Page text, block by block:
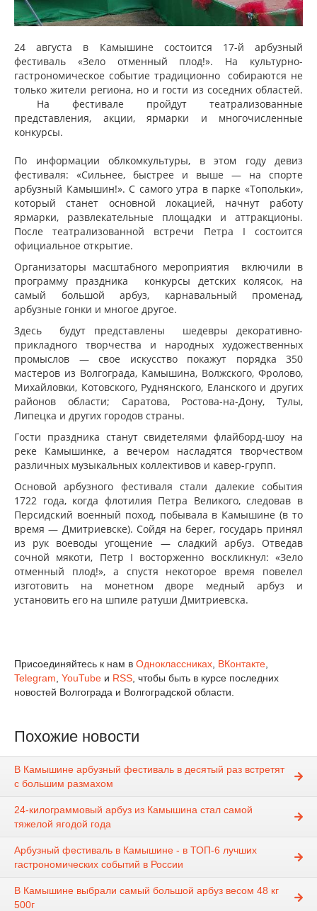
24 августа в Камышине состоится 17-й арбузный
фестиваль «Зело отменный плод!». На культурно-
гастрономическое событие традиционно собираются не
только жители региона, но и гости из соседних областей.
На фестивале пройдут театрализованные
представления, акции, ярмарки и многочисленные
конкурсы.
По информации облкомкультуры, в этом году девиз
фестиваля: «Сильнее, быстрее и выше — на спорте
арбузный Камышин!». С самого утра в парке «Топольки»,
который станет основной локацией, начнут работу
ярмарки, развлекательные площадки и аттракционы.
После театрализованной встречи Петра I состоится
официальное открытие.
Организаторы масштабного мероприятия включили в
программу праздника конкурсы детских колясок, на
самый большой арбуз, карнавальный променад,
арбузные гонки и многое другое.
Здесь будут представлены шедевры декоративно-
прикладного творчества и народных художественных
промыслов — свое искусство покажут порядка 350
мастеров из Волгограда, Камышина, Волжского, Фролово,
Михайловки, Котовского, Руднянского, Еланского и других
районов области; Саратова, Ростова-на-Дону, Тулы,
Липецка и других городов страны.
Гости праздника станут свидетелями флайборд-шоу на
реке Камышинке, а вечером насладятся творчеством
различных музыкальных коллективов и кавер-групп.
Основой арбузного фестиваля стали далекие события
1722 года, когда флотилия Петра Великого, следовав в
Персидский военный поход, побывала в Камышине (в то
время — Дмитриевске). Сойдя на берег, государь принял
из рук воеводы угощение — сладкий арбуз. Отведав
сочной мякоти, Петр I восторженно воскликнул: «Зело
отменный плод!», а спустя некоторое время повелел
изготовить на монетном дворе медный арбуз и
установить его на шпиле ратуши Дмитриевска.
Присоединяйтесь к нам в Одноклассниках, ВКонтакте,
Telegram, YouTube и RSS, чтобы быть в курсе последних
новостей Волгограда и Волгоградской области.
Похожие новости
В Камышине арбузный фестиваль в десятый раз встретят
с большим размахом
24-килограммовый арбуз из Камышина стал самой
тяжелой ягодой года
Арбузный фестиваль в Камышине - в ТОП-6 лучших
гастрономических событий в России
В Камышине выбрали самый большой арбуз весом 48 кг
500г